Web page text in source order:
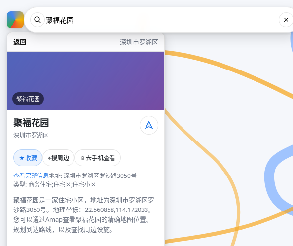
返回 深圳市罗湖区
聚福花园
聚福花园
深圳市罗湖区
★收藏 ⌖搜周边 📱 去手机查看
查看完整信息地址: 深圳市罗湖区罗沙路3050号
类型: 商务住宅;住宅区;住宅小区
聚福花园是一家住宅小区，地址为深圳市罗湖区罗
沙路3050号。地理坐标：22.560858,114.172033。
您可以通过Amap查看聚福花园的精确地图位置、
规划到达路线，以及查找周边设施。